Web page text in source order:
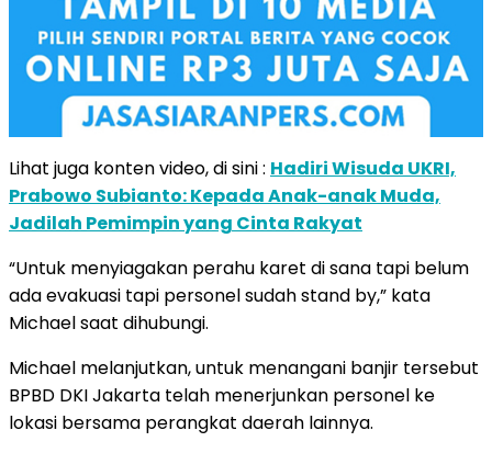
Lihat juga konten video, di sini : Hadiri Wisuda UKRI,
Prabowo Subianto: Kepada Anak-anak Muda,
Jadilah Pemimpin yang Cinta Rakyat
“Untuk menyiagakan perahu karet di sana tapi belum
ada evakuasi tapi personel sudah stand by,” kata
Michael saat dihubungi.
Michael melanjutkan, untuk menangani banjir tersebut
BPBD DKI Jakarta telah menerjunkan personel ke
lokasi bersama perangkat daerah lainnya.